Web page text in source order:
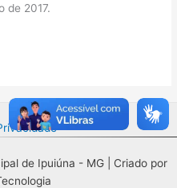
de 2017.
de Ipuiúna - MG | Criado por